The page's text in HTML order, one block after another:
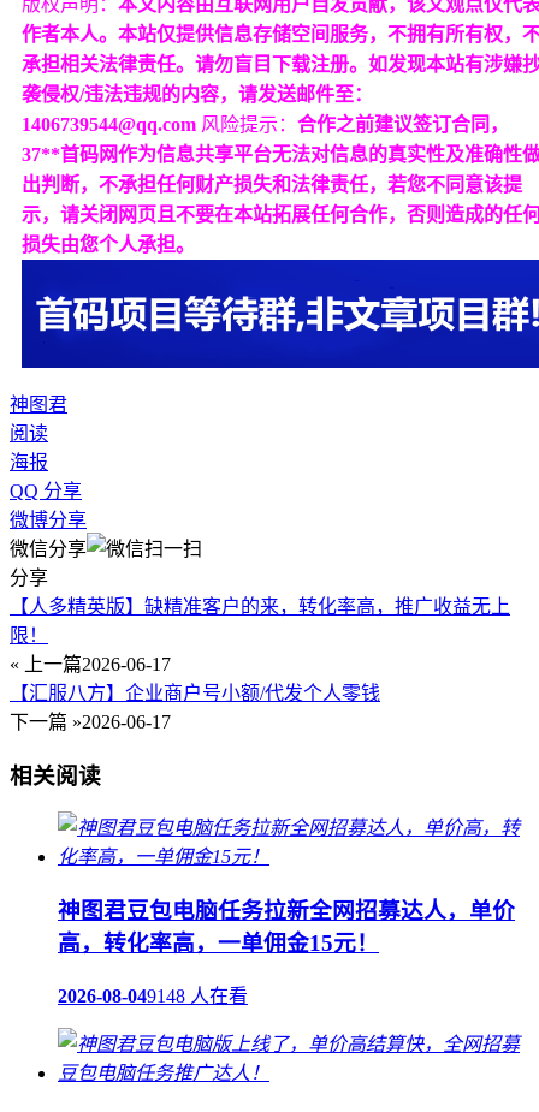
作者本人。本站仅提供信息存储空间服务，不拥有所有权，
承担相关法律责任。请勿盲目下载注册。如发现本站有涉嫌
袭侵权/违法违规的内容，请发送邮件至：
1406739544@qq.com 风险提示： 合作之前建议签订合同，
37**首码网作为信息共享平台无法对信息的真实性及准确性
出判断，不承担任何财产损失和法律责任，若您不同意该提
示，请关闭网页且不要在本站拓展任何合作，否则造成的任
损失由您个人承担。
神图君
阅读
海报
QQ 分享
微博分享
微信分享
分享
【人多精英版】缺精准客户的来，转化率高，推广收益无上
限！
« 上一篇2026-06-17
【汇服八方】企业商户号小额/代发个人零钱
下一篇 »2026-06-17
相关阅读
神图君豆包电脑任务拉新全网招募达人，单价
高，转化率高，一单佣金15元！
2026-08-049148 人在看